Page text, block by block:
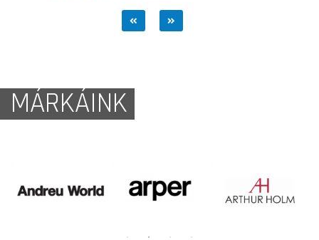
MÁRKÁINK